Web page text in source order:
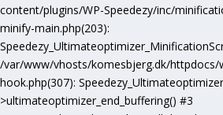
content/plugins/WP-Speedezy/inc/
minify-main.php(203):
/var/www/vhosts/komesbjerg.dk/httpdocs/
hook.php(307):
>ultimateoptimizer_end_buffering() #3